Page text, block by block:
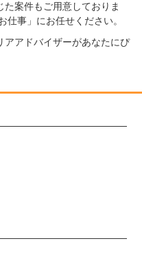
案件もご用意しておりま
事」にお任せください。
アアドバイザーがあなたにぴ